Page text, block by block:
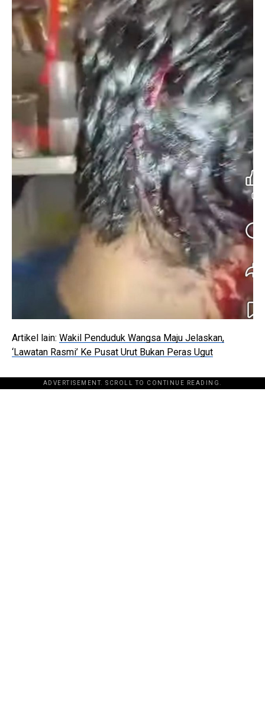
Artikel lain: Wakil Penduduk Wangsa Maju Jelaskan,
‘Lawatan Rasmi’ Ke Pusat Urut Bukan Peras Ugut
ADVERTISEMENT. SCROLL TO CONTINUE READING.